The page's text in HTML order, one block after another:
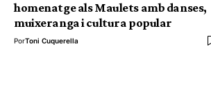
homenatge als Maulets amb danses,
muixeranga i cultura popular
PorToni Cuquerella